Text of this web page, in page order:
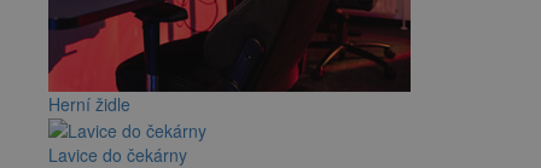
Herní židle
Lavice do čekárny